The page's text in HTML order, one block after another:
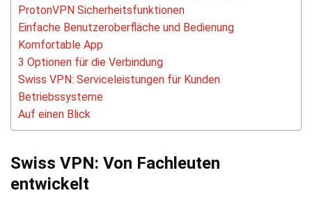
ProtonVPN Sicherheitsfunktionen
Einfache Benutzeroberfläche und Bedienung
Komfortable App
3 Optionen für die Verbindung
Swiss VPN: Serviceleistungen für Kunden
Betriebssysteme
Auf einen Blick
Swiss VPN: Von Fachleuten
entwickelt